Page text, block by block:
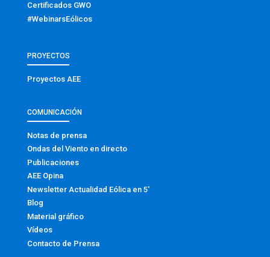
Certificados GWO
#WebinarsEólicos
PROYECTOS
Proyectos AEE
COMUNICACIÓN
Notas de prensa
Ondas del Viento en directo
Publicaciones
AEE Opina
Newsletter Actualidad Eólica en 5′
Blog
Material gráfico
Vídeos
Contacto de Prensa